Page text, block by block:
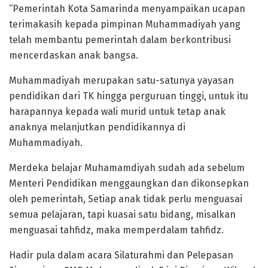
“Pemerintah Kota Samarinda menyampaikan ucapan
terimakasih kepada pimpinan Muhammadiyah yang
telah membantu pemerintah dalam berkontribusi
mencerdaskan anak bangsa.
Muhammadiyah merupakan satu-satunya yayasan
pendidikan dari TK hingga perguruan tinggi, untuk itu
harapannya kepada wali murid untuk tetap anak
anaknya melanjutkan pendidikannya di
Muhammadiyah.
Merdeka belajar Muhamamdiyah sudah ada sebelum
Menteri Pendidikan menggaungkan dan dikonsepkan
oleh pemerintah, Setiap anak tidak perlu menguasai
semua pelajaran, tapi kuasai satu bidang, misalkan
menguasai tahfidz, maka memperdalam tahfidz.
Hadir pula dalam acara Silaturahmi dan Pelepasan